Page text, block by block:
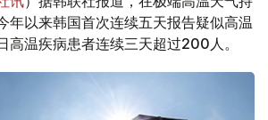
年以来韩国首次连续五天报告疑似高温
高温疾病患者连续三天超过200人。